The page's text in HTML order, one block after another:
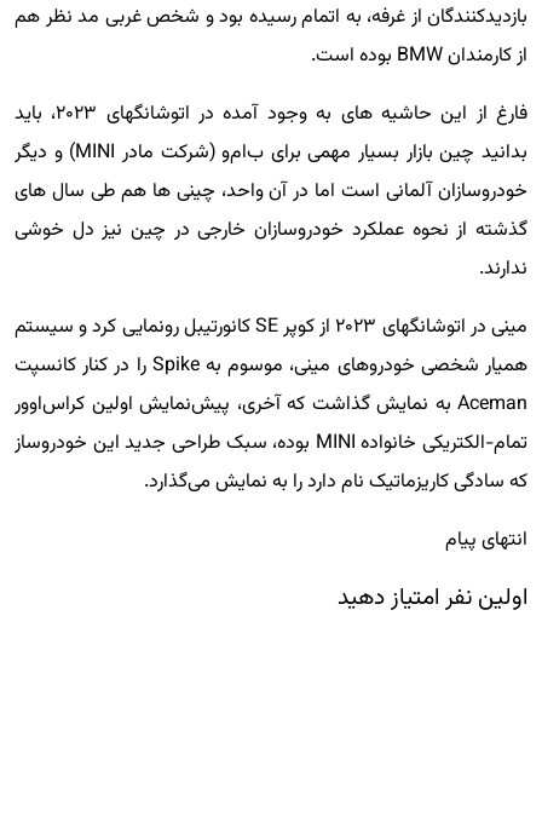
بازدیدکنندگان از غرفه، به اتمام رسیده بود و شخص غربی مد نظر هم
از کارمندان BMW بوده است.
فارغ از این حاشیه های به وجود آمده در اتوشانگهای ۲۰۲۳، باید
بدانید چین بازار بسیار مهمی برای ب‌ام‌و (شرکت مادر MINI) و دیگر
خودروسازان آلمانی است اما در آن واحد، چینی ها هم طی سال های
گذشته از نحوه عملکرد خودروسازان خارجی در چین نیز دل خوشی
ندارند.
مینی در اتوشانگهای ۲۰۲۳ از کوپر SE کانورتیبل رونمایی کرد و سیستم
همیار شخصی خودروهای مینی، موسوم به Spike را در کنار کانسپت
Aceman به نمایش گذاشت که آخری، پیش‌نمایش اولین کراس‌اوور
تمام-الکتریکی خانواده MINI بوده، سبک طراحی جدید این خودروساز
که سادگی کاریزماتیک نام دارد را به نمایش می‌گذارد.
انتهای پیام
اولین نفر امتیاز دهید